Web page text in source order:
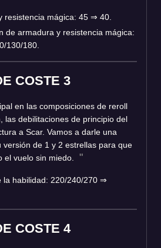
resistencia mágica: 45 ⇒ 40.
de armadura y resistencia mágica:
130/180.
COSTE 3
en las composiciones de reroll
las debilitaciones de principio del
a Scar. Vamos a darle una
versión de 1 y 2 estrellas para que
el vuelo sin miedo.
la habilidad: 220/240/270 ⇒
COSTE 4